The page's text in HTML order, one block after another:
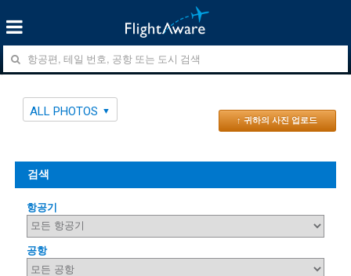
ALL PHOTOS
↑ 귀하의 사진 업로드
검색
항공기
공항